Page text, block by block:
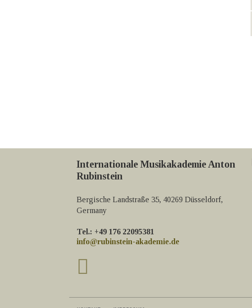
Internationale Musikakademie Anton
Rubinstein
Bergische Landstraße 35, 40269 Düsseldorf,
Germany
Tel.: +49 176 22095381
info@rubinstein-akademie.de